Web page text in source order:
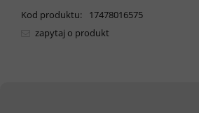
Kod produktu:
17478016575
zapytaj o produkt